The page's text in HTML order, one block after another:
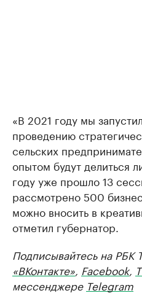
«В 2021 году мы
проведению
сельских
опытом будут делиться
году уже прошло 13
рассмотрено 500
можно вносить в
отметил губернатор.
Подписывайтесь на РБК
«ВКонтакте», Facebook,
мессенджере Telegram